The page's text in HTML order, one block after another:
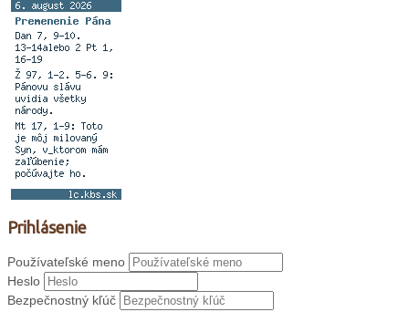
Prihlásenie
Používateľské meno
Heslo
Bezpečnostný kľúč